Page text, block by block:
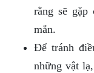
rằng sẽ gặp
mắn.
Để tránh
những vật